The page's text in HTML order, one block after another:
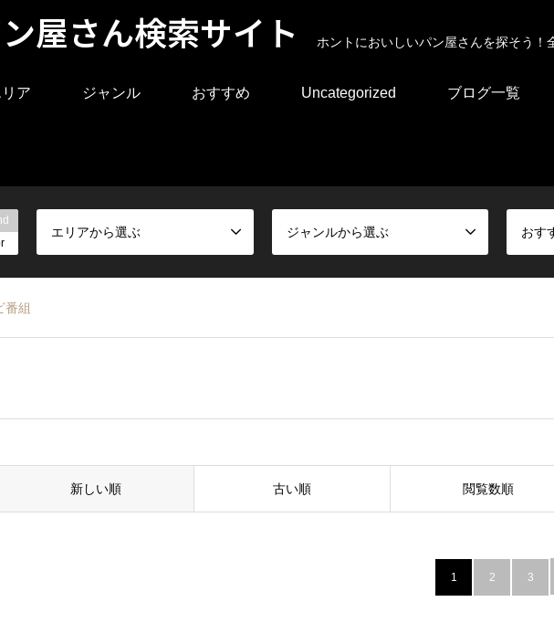
屋さん検索サイト ホントにおいしいパン屋さんを探そう
ア ジャンル おすすめ Uncategorized ブログ一覧
エリアから選ぶ ジャンルから選ぶ おす
番組
新しい順 古い順 閲覧数順
1 2 3